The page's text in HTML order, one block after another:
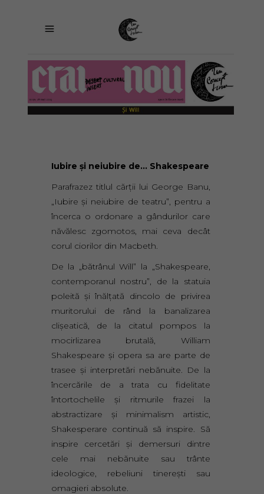
Iubire şi neiubire de… Shakespeare
Parafrazez titlul cărţii lui George Banu,
„Iubire şi neiubire de teatru”, pentru a
încerca o ordonare a gândurilor care
năvălesc zgomotos, mai ceva decât
corul ciorilor din Macbeth.
De la „bătrânul Will” la „Shakespeare,
contemporanul nostru”, de la statuia
poleită şi înălţată dincolo de privirea
muritorului de rând la banalizarea
clişeatică, de la citatul pompos la
mocirlizarea brutală, William
Shakespeare şi opera sa are parte de
trasee şi interpretări nebănuite. De la
încercările de a trata cu fidelitate
întortochelile şi ritmurile frazei la
abstractizare şi minimalism artistic,
Shakesperare continuă să inspire. Să
inspire cercetări şi demersuri dintre
cele mai nebănuite sau trânte
ideologice, rebeliuni tinereşti sau
omagieri absolute.